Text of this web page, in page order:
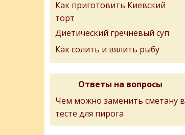
Как приготовить Киевский
торт
Диетический гречневый суп
Как солить и вялить рыбу
Ответы на вопросы
Чем можно заменить сметану в
тесте для пирога